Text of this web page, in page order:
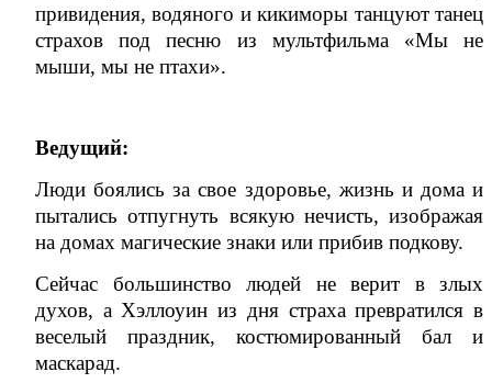
привидения, водяного и кикиморы танцуют танец
страхов под песню из мультфильма «Мы не
мыши, мы не птахи».
Ведущий:
Люди боялись за свое здоровье, жизнь и дома и
пытались отпугнуть всякую нечисть, изображая
на домах магические знаки или прибив подкову.
Сейчас большинство людей не верит в злых
духов, а Хэллоуин из дня страха превратился в
веселый праздник, костюмированный бал и
маскарад.